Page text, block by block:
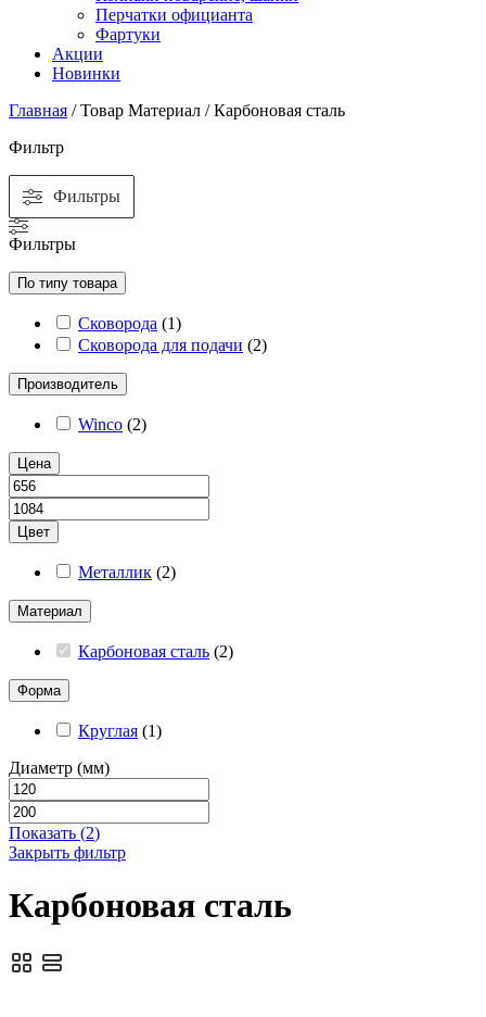
Перчатки официанта
Фартуки
Акции
Новинки
Главная / Товар Материал / Карбоновая сталь
Фильтр
Фильтры
Фильтры
По типу товара
Сковорода (1)
Сковорода для подачи (2)
Производитель
Winco (2)
Цена
Цвет
Металлик (2)
Материал
Карбоновая сталь (2)
Форма
Круглая (1)
Диаметр (мм)
Показать (2)
Закрыть фильтр
Карбоновая сталь